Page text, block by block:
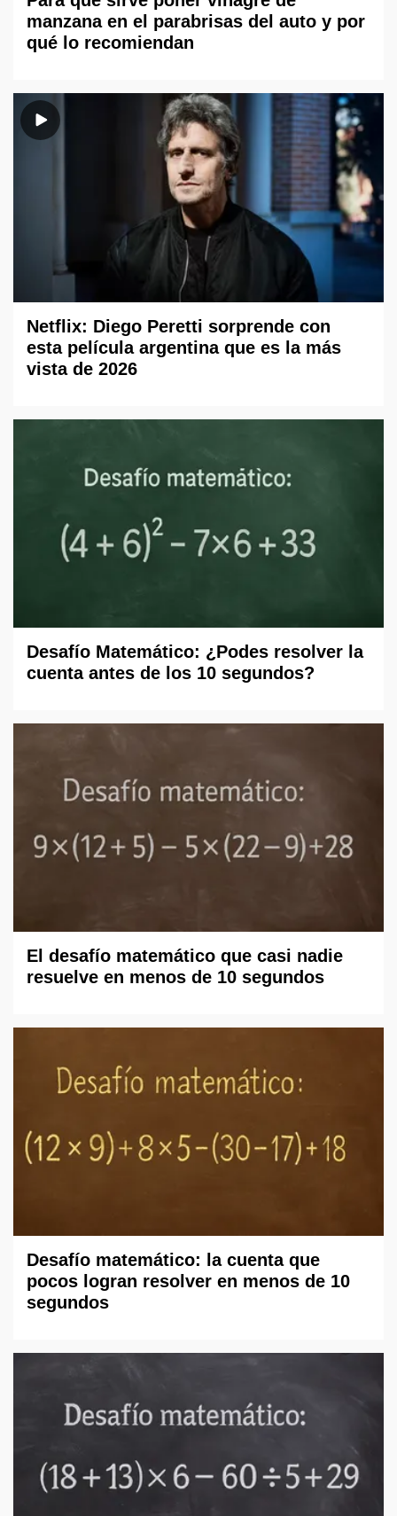
manzana en el parabrisas del auto y por
qué lo recomiendan
Netflix: Diego Peretti sorprende con
esta película argentina que es la más
vista de 2026
Desafío Matemático: ¿Podes resolver la
cuenta antes de los 10 segundos?
El desafío matemático que casi nadie
resuelve en menos de 10 segundos
Desafío matemático: la cuenta que
pocos logran resolver en menos de 10
segundos